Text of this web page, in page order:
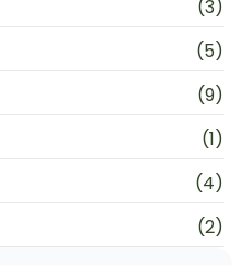
(3)
(5)
(9)
(1)
(4)
(2)